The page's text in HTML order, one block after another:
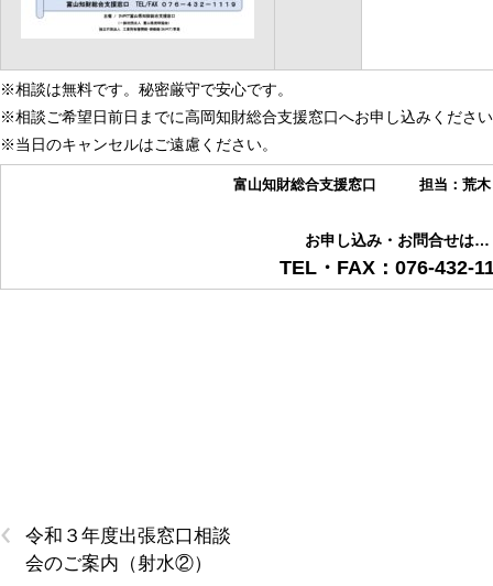
※相談は無料です。秘密厳守で安心です。
※相談ご希望日前日までに高岡知財総合支援窓口へお申し込みくださ
※当日のキャンセルはご遠慮ください。
富山知財総合支援窓口 担当：荒木
お申し込み・お問合せは…
TEL・FAX：076-432-
‹
令和３年度出張窓口相談
会のご案内（射水②）